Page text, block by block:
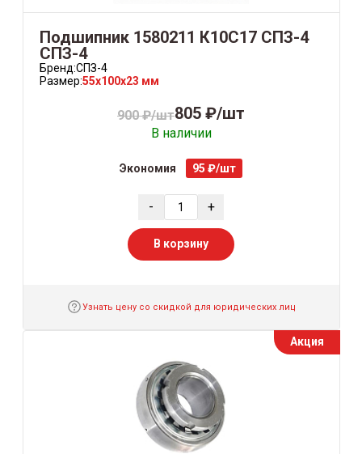
Подшипник 1580211 К10С17 СПЗ-4
СПЗ-4
Бренд:СПЗ-4
Размер:55x100x23 мм
900 ₽/шт805 ₽/шт
В наличии
Экономия 95 ₽/шт
- +
В корзину
Узнать цену со скидкой для юридических лиц
Акция